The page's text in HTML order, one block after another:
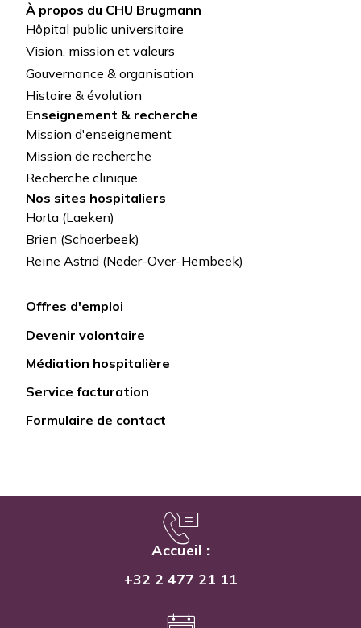
Pied
de
page
À propos du CHU Brugmann
Hôpital public universitaire
Vision, mission et valeurs
Gouvernance & organisation
Histoire & évolution
Enseignement & recherche
Mission d'enseignement
Mission de recherche
Recherche clinique
Nos sites hospitaliers
Horta (Laeken)
Brien (Schaerbeek)
Reine Astrid (Neder-Over-Hembeek)
Lien
rapide
Offres d'emploi
Devenir volontaire
Médiation hospitalière
Service facturation
Formulaire de contact
Accueil :
+32 2 477 21 11